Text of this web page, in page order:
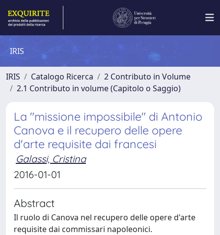
IRIS
IRIS Catalogo Ricerca
2 Contributo in Volume
2.1 Contributo in volume (Capitolo o Saggio)
La "missione impossibile" di Antonio
Canova e il recupero delle opere
d'arte requisite dai francesi
Galassi, Cristina
2016-01-01
Abstract
Il ruolo di Canova nel recupero delle opere d'arte
requisite dai commissari napoleonici.